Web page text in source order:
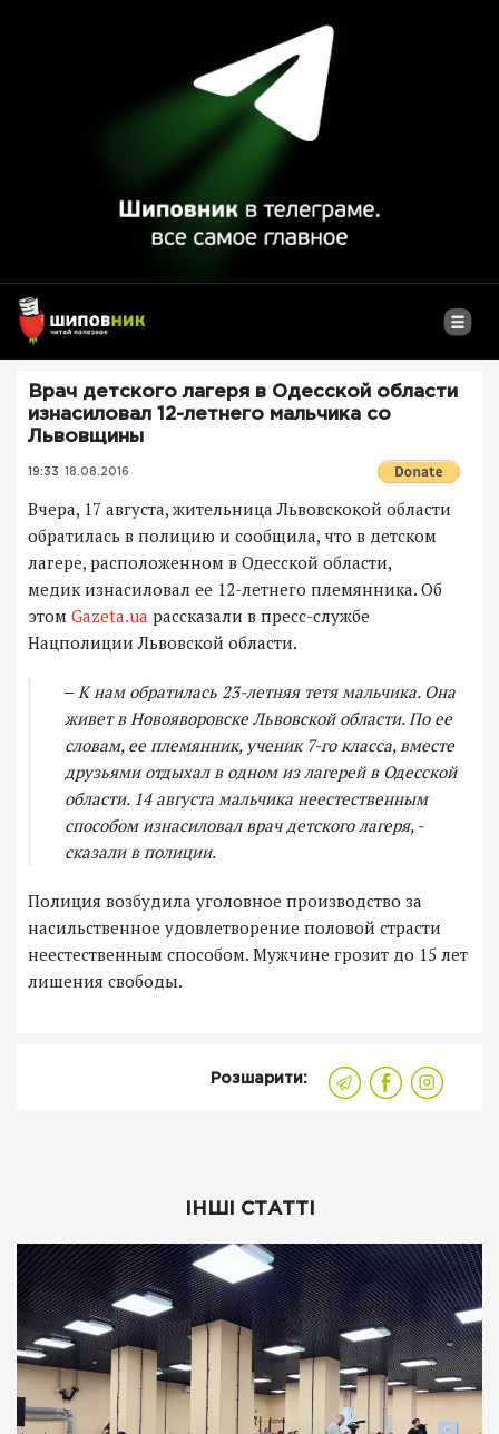
Врач детского лагеря в Одесской области
изнасиловал 12-летнего мальчика со
Львовщины
19:33 18.08.2016
Вчера, 17 августа, жительница Львовскокой области
обратилась в полицию и сообщила, что в детском
лагере, расположенном в Одесской области,
медик изнасиловал ее 12-летнего племянника. Об
этом Gazeta.ua рассказали в пресс-службе
Нацполиции Львовской области.
‒ К нам обратилась 23-летняя тетя мальчика. Она
живет в Новояворовске Львовской области. По ее
словам, ее племянник, ученик 7-го класса, вместе
друзьями отдыхал в одном из лагерей в Одесской
области. 14 августа мальчика неестественным
способом изнасиловал врач детского лагеря, -
сказали в полиции.
Полиция возбудила уголовное производство за
насильственное удовлетворение половой страсти
неестественным способом. Мужчине грозит до 15 лет
лишения свободы.
Розшарити:
ІНШІ СТАТТІ